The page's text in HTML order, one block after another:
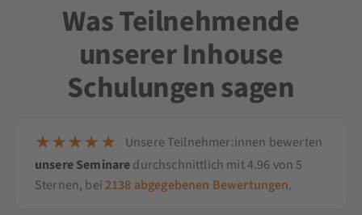
Was Teilnehmende
unserer Inhouse
Schulungen sagen
Unsere Teilnehmer:innen bewerten
unsere Seminaredurchschnittlich mit4.96 von 5
Sternen, bei2138 abgegebenen Bewertungen.